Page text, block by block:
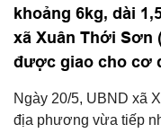
khoảng 6kg, dài
xã Xuân Thới Sơn
được giao cho cơ
Ngày 20/5, UBND xã
địa phương vừa tiếp